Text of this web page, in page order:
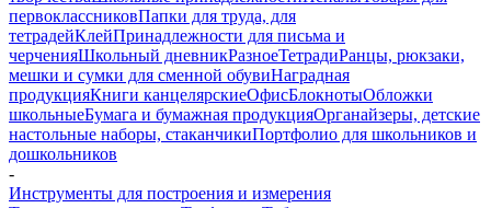
первоклассниковПапки для труда, для
тетрадейКлейПринадлежности для письма и
черченияШкольный дневникРазноеТетрадиРанцы, рюкзаки,
мешки и сумки для сменной обувиНаградная
продукцияКниги канцелярскиеОфисБлокнотыОбложки
школьныеБумага и бумажная продукцияОрганайзеры, детские
настольные наборы, стаканчикиПортфолио для школьников и
дошкольников
-
Инструменты для построения и измерения